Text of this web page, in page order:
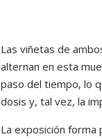
Las viñetas de
alternan en esta
paso del tiempo, lo
dosis y, tal vez, la
La exposición